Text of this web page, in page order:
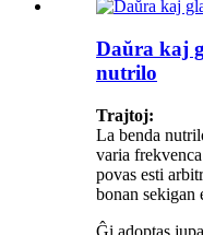
Daŭra kaj
nutrilo
Trajtoj:
La benda
varia
povas esti
bonan sekigan
Ĝi adoptas